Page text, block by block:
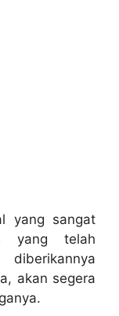
yang sangat
yang telah
akan segera